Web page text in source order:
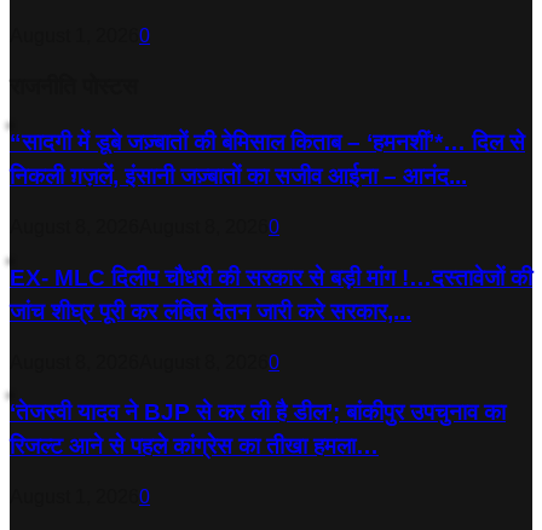
0
“सादगी में डूबे जज़्बातों की बेमिसाल किताब – ‘हमनशीं’*… दिल से
निकली ग़ज़लें, इंसानी जज़्बातों का सजीव आईना – आनंद...
0
EX- MLC दिलीप चौधरी की सरकार से बड़ी मांग !…दस्तावेजों की
जांच शीघ्र पूरी कर लंबित वेतन जारी करे सरकार,...
0
‘तेजस्‍वी यादव ने BJP से कर ली है डील’; बांकीपुर उपचुनाव का
रिजल्‍ट आने से पहले कांग्रेस का तीखा हमला…
0